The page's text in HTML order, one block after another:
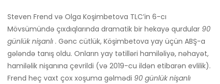
Steven Frend və Olga Koşimbetova TLC’in 6-cı
Mövsümündə çıxdıqlarında dramatik bir hekayə qurdular 90
günlük nişanlı . Gənc cütlük, Köşimbetova yay üçün ABŞ-a
gələndə tanış oldu. Onların yay tətilləri hamiləliyə, nəhayət,
hamiləlik nişanına çevrildi (və 2019-cu ildən etibarən evlilik).
Frend heç vaxt çox xoşuma gəlmədi 90 günlük nişanlı